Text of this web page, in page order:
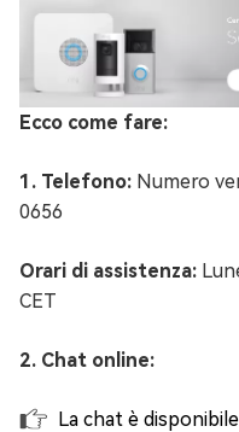
Ecco come fare:
1. Telefono: Numero
0656
Orari di assistenza:
CET
2. Chat online:
La chat è